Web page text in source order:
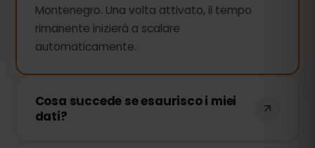
Montenegro. Una volta attivato, il tempo
rimanente inizierà a scalare
automaticamente.
Cosa succede se esaurisco i miei
dati?